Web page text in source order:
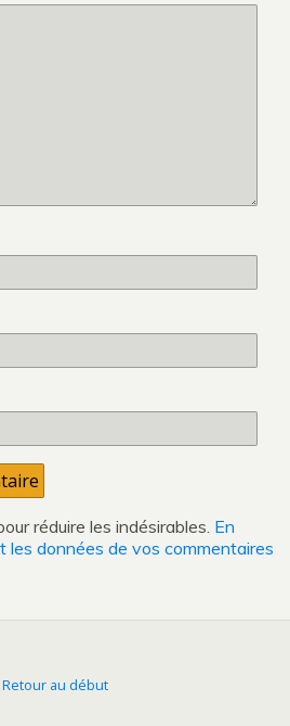
réduire les indésirables. En
les données de vos commentaires
Retour au début